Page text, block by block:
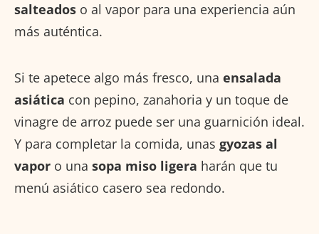
salteados o al vapor para una experiencia aún
más auténtica.
Si te apetece algo más fresco, una ensalada
asiática con pepino, zanahoria y un toque de
vinagre de arroz puede ser una guarnición ideal.
Y para completar la comida, unas gyozas al
vapor o una sopa miso ligera harán que tu
menú asiático casero sea redondo.